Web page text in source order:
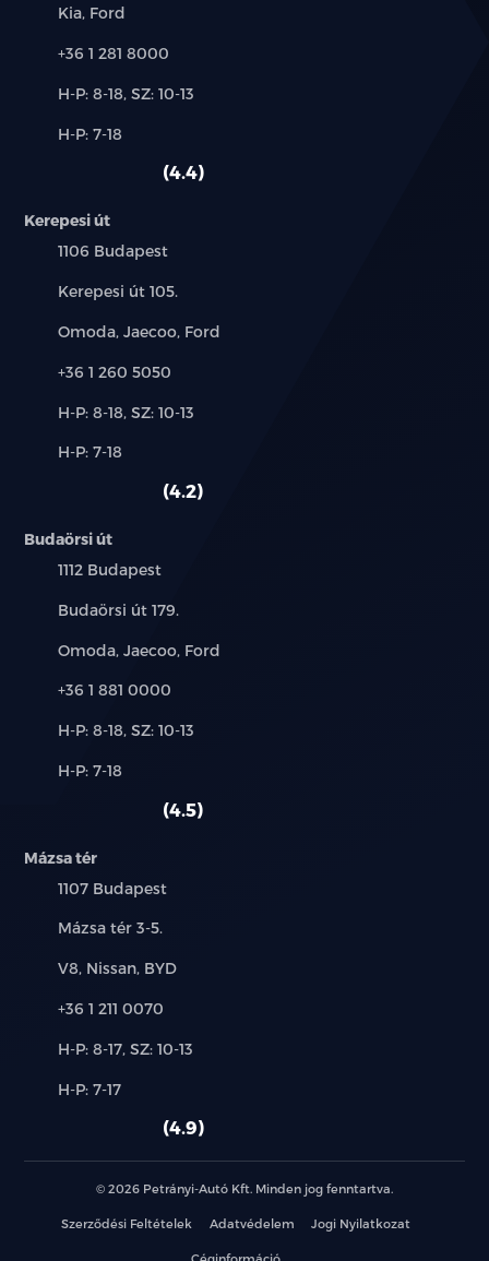
Márkák:
Kia, Ford
Telefon:
+36 1 281 8000
Új-
használt
H-P: 8-18, SZ: 10-13
Alkatrész,
H-P: 7-18
4.4
Kerepesi út
Település:
1106 Budapest
Cím:
Kerepesi út 105.
Márkák:
Omoda, Jaecoo, Ford
Telefon:
+36 1 260 5050
Új-
használt
H-P: 8-18, SZ: 10-13
Alkatrész,
H-P: 7-18
4.2
Budaörsi út
Település:
1112 Budapest
Cím:
Budaörsi út 179.
Márkák:
Omoda, Jaecoo, Ford
Telefon:
+36 1 881 0000
Új-
használt
H-P: 8-18, SZ: 10-13
Alkatrész,
H-P: 7-18
4.5
Mázsa tér
Település:
1107 Budapest
Cím:
Mázsa tér 3-5.
Márkák:
V8, Nissan, BYD
Telefon:
+36 1 211 0070
Új-
használt
H-P: 8-17, SZ: 10-13
Alkatrész,
H-P: 7-17
4.9
© 2026 Petrányi-Autó Kft. Minden jog fenntartva.
Szerződési Feltételek Adatvédelem Jogi Nyilatkozat
Céginformáció